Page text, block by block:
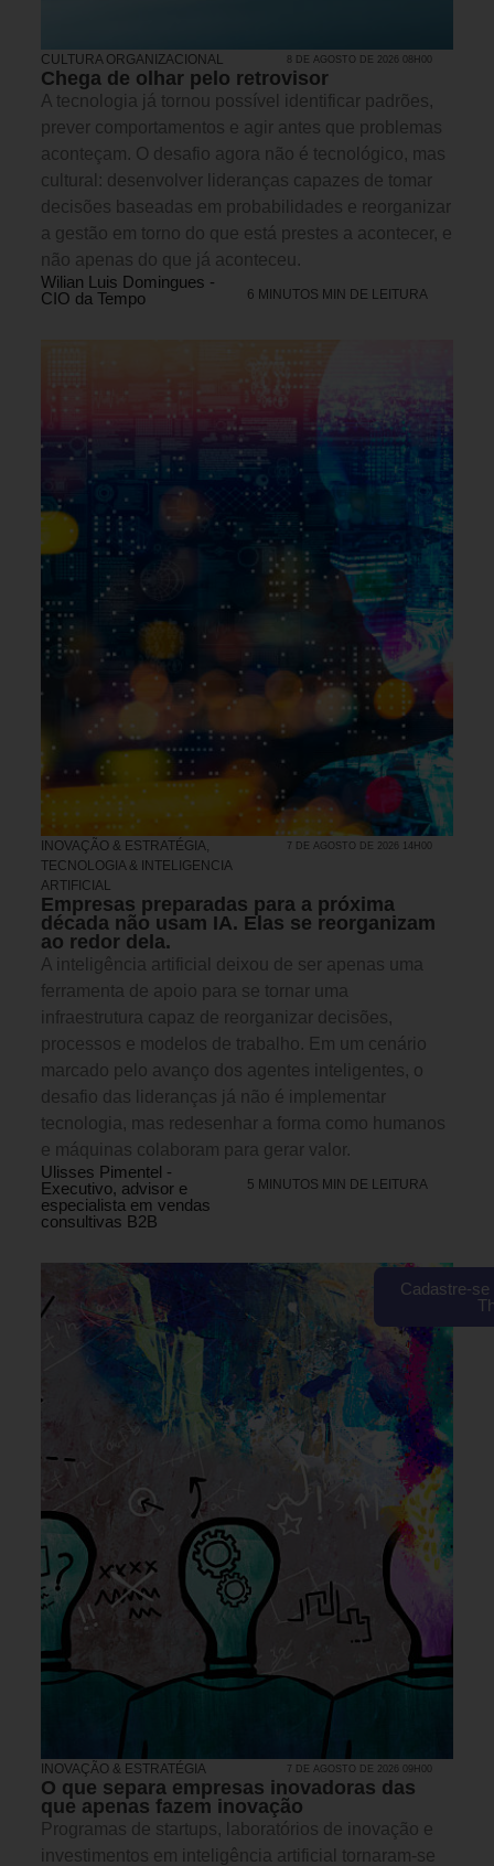
CULTURA ORGANIZACIONAL 8 DE AGOSTO DE 2026 08H00
Chega de olhar pelo retrovisor
A tecnologia já tornou possível identificar padrões,
prever comportamentos e agir antes que problemas
aconteçam. O desafio agora não é tecnológico, mas
cultural: desenvolver lideranças capazes de tomar
decisões baseadas em probabilidades e reorganizar
a gestão em torno do que está prestes a acontecer, e
não apenas do que já aconteceu.
Wilian Luis Domingues -
CIO da Tempo
6 MINUTOS MIN DE LEITURA
INOVAÇÃO & ESTRATÉGIA,
TECNOLOGIA & INTELIGENCIA
ARTIFICIAL
7 DE AGOSTO DE 2026 14H00
Empresas preparadas para a próxima
década não usam IA. Elas se reorganizam
ao redor dela.
A inteligência artificial deixou de ser apenas uma
ferramenta de apoio para se tornar uma
infraestrutura capaz de reorganizar decisões,
processos e modelos de trabalho. Em um cenário
marcado pelo avanço dos agentes inteligentes, o
desafio das lideranças já não é implementar
tecnologia, mas redesenhar a forma como humanos
e máquinas colaboram para gerar valor.
Ulisses Pimentel -
Executivo, advisor e
especialista em vendas
consultivas B2B
5 MINUTOS MIN DE LEITURA
INOVAÇÃO & ESTRATÉGIA 7 DE AGOSTO DE 2026 09H00
O que separa empresas inovadoras das
que apenas fazem inovação
Programas de startups, laboratórios de inovação e
investimentos em inteligência artificial tornaram-se
Cadastre-